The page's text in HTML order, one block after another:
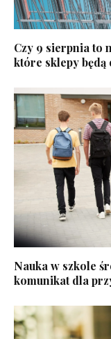
Czy 9 sierpnia to
które sklepy
Nauka w szkole
komunikat dla